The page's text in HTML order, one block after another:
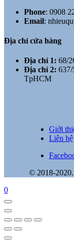
Phone: 0908
Email:
Địa chỉ cửa hàng
Địa chỉ 1: 68/
Địa chỉ 2:
TpHCM
Giới
Liên hệ
© 2018-
0